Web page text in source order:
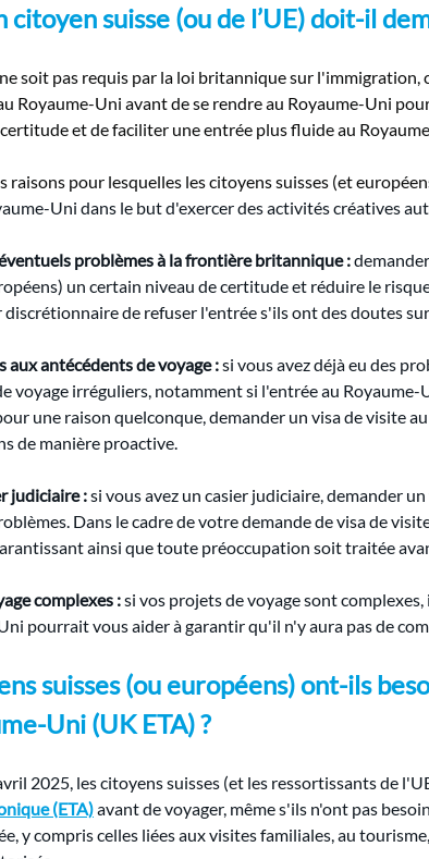
citoyen suisse (ou de l’UE) doit-il
soit pas requis par la loi britannique sur
Royaume-Uni avant de se rendre au Royaume-Uni
et de faciliter une entrée plus fluide au
raisons pour lesquelles les citoyens suisses (et
Uni dans le but d'exercer des activités créatives
problèmes à la frontière britannique :
un certain niveau de certitude et réduire le
de refuser l'entrée s'ils ont des doutes
aux antécédents de voyage :si vous avez déjà eu des
voyage irréguliers, notamment si l'entrée au
une raison quelconque, demander un visa de visite
de manière proactive.
judiciaire :si vous avez un casier judiciaire, demander
Dans le cadre de votre demande de visa de
ainsi que toute préoccupation soit traitée
complexes :si vos projets de voyage sont
pourrait vous aider à garantir qu'il n'y aura pas de
suisses (ou européens) ont-ils
Uni (UK ETA) ?
2025, les citoyens suisses (et les ressortissants de
(ETA) avant de voyager, même s'ils n'ont pas
y compris celles liées aux visites familiales, au